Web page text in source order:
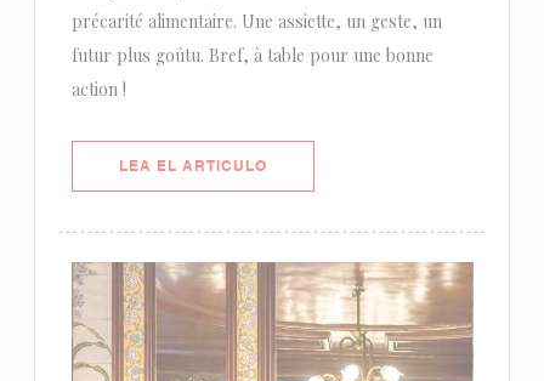
précarité alimentaire. Une assiette, un geste, un
futur plus goûtu. Bref, à table pour une bonne
action !
LEA EL ARTICULO((ABRE EN UNA NUEVA